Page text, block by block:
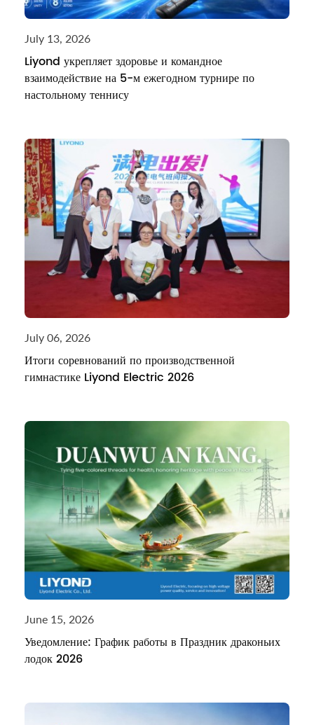
July 13, 2026
Liyond укрепляет здоровье и командное
взаимодействие на 5-м ежегодном турнире по
настольному теннису
July 06, 2026
Итоги соревнований по производственной
гимнастике Liyond Electric 2026
June 15, 2026
Уведомление: График работы в Праздник драконьих
лодок 2026